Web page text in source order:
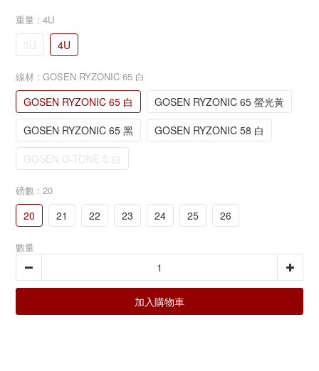
重量 : 4U
3U 4U
線材 : GOSEN RYZONIC 65 白
GOSEN RYZONIC 65 白
GOSEN RYZONIC 65 螢光黃
GOSEN RYZONIC 65 黑
GOSEN RYZONIC 58 白
GOSEN G-TONE 5 白
磅數 : 20
20 21 22 23 24 25 26
數量
加入購物車